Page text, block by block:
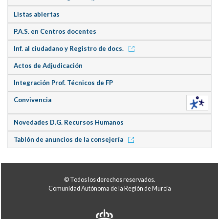
Listas abiertas
P.A.S. en Centros docentes
Inf. al ciudadano y Registro de docs.
Actos de Adjudicación
Integración Prof. Técnicos de FP
Convivencia
Novedades D.G. Recursos Humanos
Tablón de anuncios de la consejería
© Todos los derechos reservados.
Comunidad Autónoma de la Región de Murcia